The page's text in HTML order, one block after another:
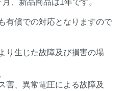
、新品商品は1年です。
有償での対応となりますので
り生じた故障及び損害の場
害、異常電圧による故障及